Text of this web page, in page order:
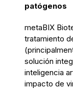
patógenos
metaBIX
tratamiento
solución
inteligencia
impacto de